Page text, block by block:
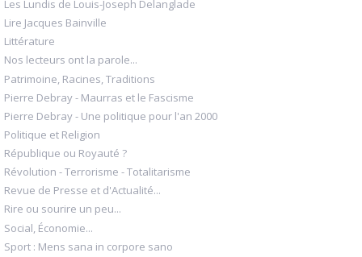
Les Lundis de Louis-Joseph Delanglade
Lire Jacques Bainville
Littérature
Nos lecteurs ont la parole...
Patrimoine, Racines, Traditions
Pierre Debray - Maurras et le Fascisme
Pierre Debray - Une politique pour l'an 2000
Politique et Religion
République ou Royauté ?
Révolution - Terrorisme - Totalitarisme
Revue de Presse et d'Actualité...
Rire ou sourire un peu...
Social, Économie...
Sport : Mens sana in corpore sano